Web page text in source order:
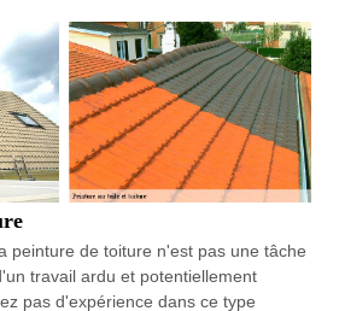
peinture de toiture n'est pas une tâche
travail ardu et potentiellement
pas d'expérience dans ce type